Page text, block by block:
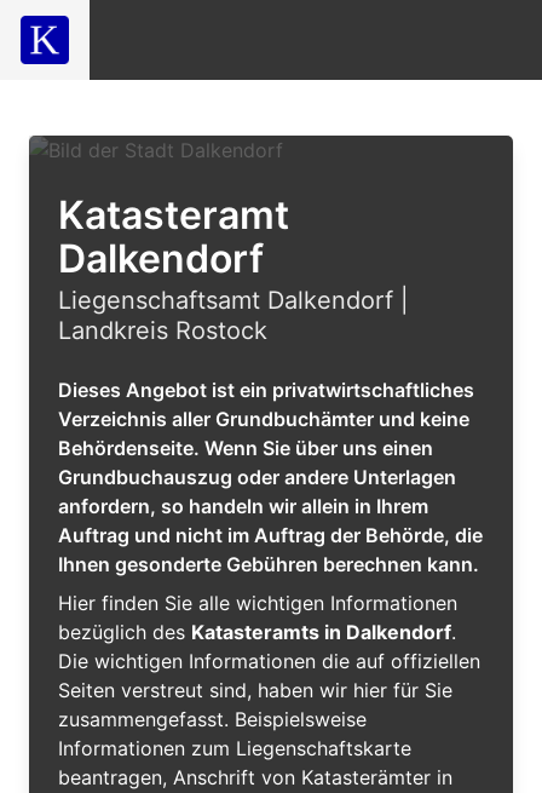
Katasteramt
Dalkendorf
Liegenschaftsamt Dalkendorf |
Landkreis Rostock
Dieses Angebot ist ein privatwirtschaftliches
Verzeichnis aller Grundbuchämter und keine
Behördenseite. Wenn Sie über uns einen
Grundbuchauszug oder andere Unterlagen
anfordern, so handeln wir allein in Ihrem
Auftrag und nicht im Auftrag der Behörde, die
Ihnen gesonderte Gebühren berechnen kann.
Hier finden Sie alle wichtigen Informationen
bezüglich des Katasteramts in Dalkendorf.
Die wichtigen Informationen die auf offiziellen
Seiten verstreut sind, haben wir hier für Sie
zusammengefasst. Beispielsweise
Informationen zum Liegenschaftskarte
beantragen, Anschrift von Katasterämter in